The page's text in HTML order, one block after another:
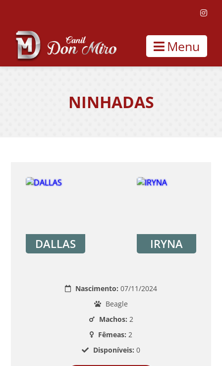
Menu
NINHADAS
DALLAS IRYNA
Nascimento: 07/11/2024
Beagle
Machos: 2
Fêmeas: 2
Disponíveis: 0